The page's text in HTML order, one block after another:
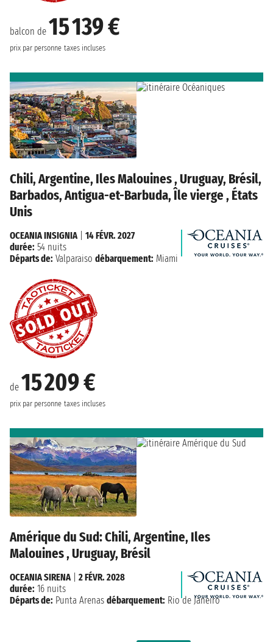
balcon de 15 139 €
prix par personne taxes incluses
Chili, Argentine, Iles Malouines , Uruguay, Brésil,
Barbados, Antigua-et-Barbuda, Île vierge , États
Unis
de 15 209 €
prix par personne taxes incluses
OCEANIA INSIGNIA| 14 FÉVR. 2027
durée: 54 nuits
Départs de: Valparaiso débarquement: Miami
Amérique du Sud: Chili, Argentine, Iles
Malouines , Uruguay, Brésil
OCEANIA SIRENA
2 FÉVR. 2028
durée: 16 nuits
Départs de: Punta Arenas débarquement: Rio de Janeiro